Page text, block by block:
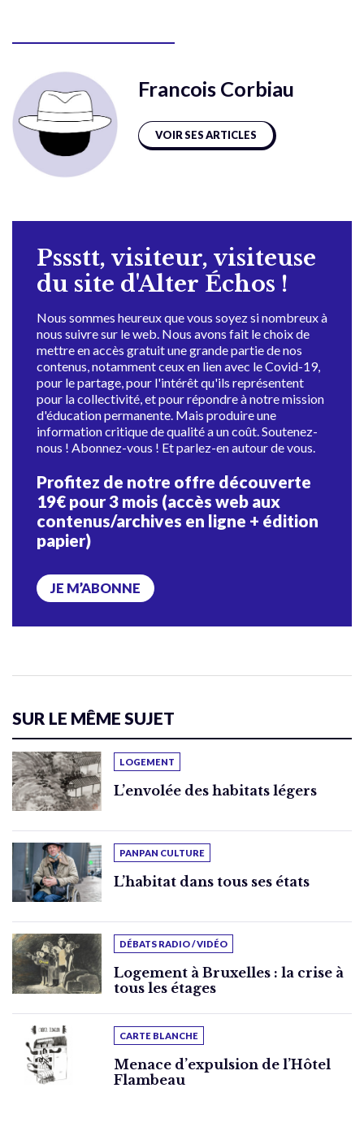
Francois Corbiau
VOIR SES ARTICLES
Pssstt, visiteur, visiteuse
du site d'Alter Échos !
Nous sommes heureux que vous soyez si nombreux à
nous suivre sur le web. Nous avons fait le choix de
mettre en accès gratuit une grande partie de nos
contenus, notamment ceux en lien avec le Covid-19,
pour le partage, pour l'intérêt qu'ils représentent
pour la collectivité, et pour répondre à notre mission
d'éducation permanente. Mais produire une
information critique de qualité a un coût. Soutenez-
nous ! Abonnez-vous ! Et parlez-en autour de vous.
Profitez de notre offre découverte
19€ pour 3 mois (accès web aux
contenus/archives en ligne + édition
papier)
JE M’ABONNE
SUR LE MÊME SUJET
LOGEMENT
L’envolée des habitats légers
PANPAN CULTURE
L’habitat dans tous ses états
DÉBATS RADIO / VIDÉO
Logement à Bruxelles : la crise à
tous les étages
CARTE BLANCHE
Menace d’expulsion de l’Hôtel
Flambeau